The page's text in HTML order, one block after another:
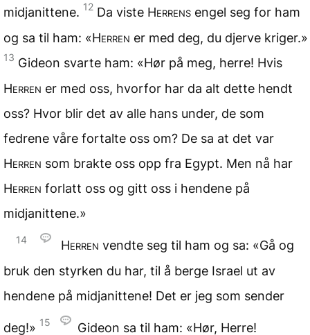
midjanittene. 12 Da viste Herrens engel seg for ham
og sa til ham: «Herren er med deg, du djerve kriger.»
13 Gideon svarte ham: «Hør på meg, herre! Hvis
Herren er med oss, hvorfor har da alt dette hendt
oss? Hvor blir det av alle hans under, de som
fedrene våre fortalte oss om? De sa at det var
Herren som brakte oss opp fra Egypt. Men nå har
Herren forlatt oss og gitt oss i hendene på
midjanittene.»
14 Herren vendte seg til ham og sa: «Gå og
bruk den styrken du har, til å berge Israel ut av
hendene på midjanittene! Det er jeg som sender
deg!» 15
Gideon sa til ham: «Hør, Herre!